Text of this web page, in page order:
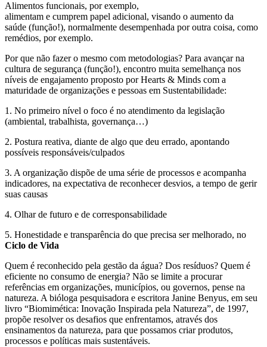
Alimentos funcionais, por exemplo,
alimentam e cumprem papel adicional, visando o aumento da
saúde (função!), normalmente desempenhada por outra coisa, como
remédios, por exemplo.
Por que não fazer o mesmo com metodologias? Para avançar na
cultura de segurança (função!), encontro muita semelhança nos
níveis de engajamento proposto por Hearts & Minds com a
maturidade de organizações e pessoas em Sustentabilidade:
1. No primeiro nível o foco é no atendimento da legislação
(ambiental, trabalhista, governança…)
2. Postura reativa, diante de algo que deu errado, apontando
possíveis responsáveis/culpados
3. A organização dispõe de uma série de processos e acompanha
indicadores, na expectativa de reconhecer desvios, a tempo de gerir
suas causas
4. Olhar de futuro e de corresponsabilidade
5. Honestidade e transparência do que precisa ser melhorado, no
Ciclo de Vida
Quem é reconhecido pela gestão da água? Dos resíduos? Quem é
eficiente no consumo de energia? Não se limite a procurar
referências em organizações, municípios, ou governos, pense na
natureza. A bióloga pesquisadora e escritora Janine Benyus, em seu
livro “Biomimética: Inovação Inspirada pela Natureza”, de 1997,
propõe resolver os desafios que enfrentamos, através dos
ensinamentos da natureza, para que possamos criar produtos,
processos e políticas mais sustentáveis.